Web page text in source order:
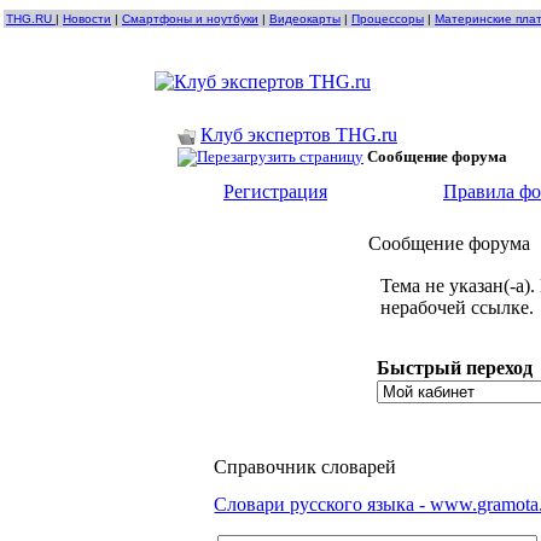
THG.RU | Новости | Смартфоны и ноутбуки | Видеокарты | Процессоры | Материнские
Клуб экспертов THG.ru
Сообщение форума
Регистрация
Правила
Сообщение форума
Тема не указан(-
нерабочей ссылке.
Быстрый переход
Справочник словарей
Словари русского языка -